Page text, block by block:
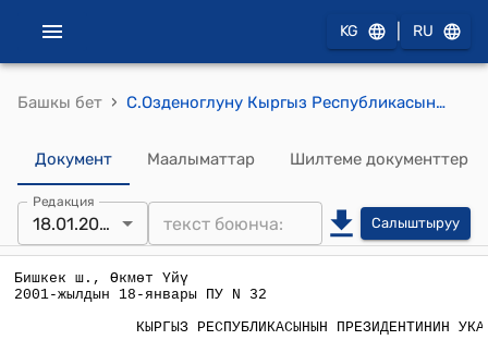
KG RU
Башкы бет › С.Озденоглуну Кыргыз Республикасынын Ардак грамотасы менен сыйлоо жөнүндө
Документ Маалыматтар Шилтеме документтер
Редакция
18.01.2001 Салыштыруу